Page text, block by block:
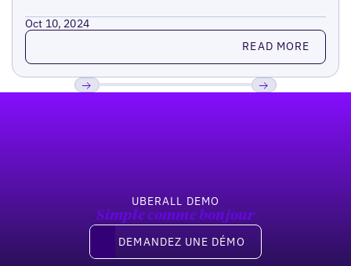
Oct 10, 2024
Read more READ MORE
UBERALL DEMO
Simple comme bonjour
Demandez une démo
DEMANDEZ UNE DÉMO